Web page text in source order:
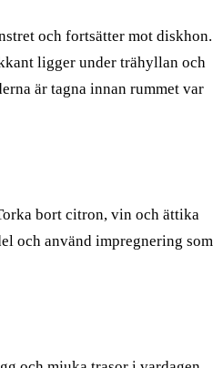
och fortsätter mot diskhon.
ligger under trähyllan och
är tagna innan rummet var
bort citron, vin och ättika
och använd impregnering som